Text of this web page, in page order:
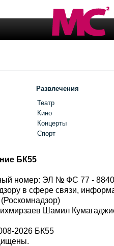
Развлечения
Театр
Кино
Концерты
Спорт
БК55
номер: ЭЛ № ФС 77 -
в сфере связи,
Шамил
2026 БК55